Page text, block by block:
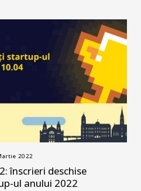
2022
înscrieri deschise
ul anului 2022